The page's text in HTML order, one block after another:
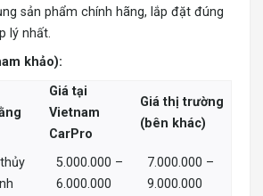
sản phẩm chính hãng, lắp đặt đúng
lý nhất.
khảo):
Giá tại
Vietnam
CarPro
Giá thị trường
(bên khác)
5.000.000 –
6.000.000
7.000.000 –
9.000.000